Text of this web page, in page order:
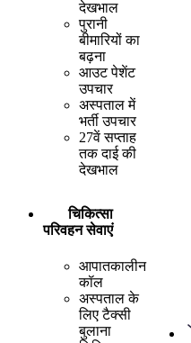
देखभाल
पुरानी
बीमारियों का
बढ़ना
आउट पेशेंट
उपचार
अस्पताल में
भर्ती उपचार
27वें सप्ताह
तक दाई की
देखभाल
चिकित्सा
परिवहन सेवाएं
आपातकालीन
कॉल
अस्पताल के
लिए टैक्सी
बुलाना